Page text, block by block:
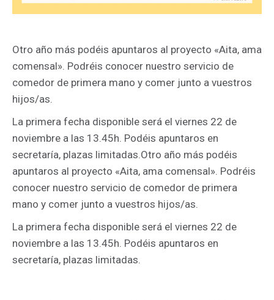
Otro año más podéis apuntaros al proyecto «Aita, ama
comensal». Podréis conocer nuestro servicio de
comedor de primera mano y comer junto a vuestros
hijos/as.
La primera fecha disponible será el viernes 22 de
noviembre a las 13.45h. Podéis apuntaros en
secretaría, plazas limitadas.Otro año más podéis
apuntaros al proyecto «Aita, ama comensal». Podréis
conocer nuestro servicio de comedor de primera
mano y comer junto a vuestros hijos/as.
La primera fecha disponible será el viernes 22 de
noviembre a las 13.45h. Podéis apuntaros en
secretaría, plazas limitadas.